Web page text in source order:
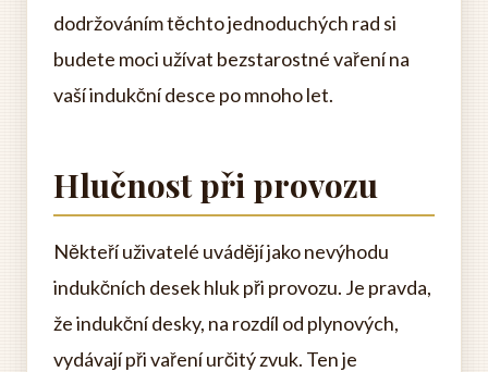
dodržováním těchto jednoduchých rad si
budete moci užívat bezstarostné vaření na
vaší indukční desce po mnoho let.
Hlučnost při provozu
Někteří uživatelé uvádějí jako nevýhodu
indukčních desek hluk při provozu. Je pravda,
že indukční desky, na rozdíl od plynových,
vydávají při vaření určitý zvuk. Ten je